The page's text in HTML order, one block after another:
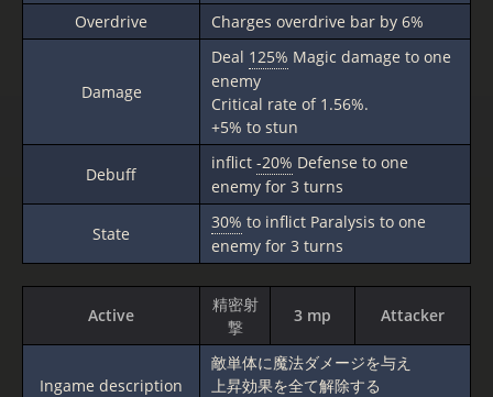
Overdrive
Charges overdrive bar by 6%
Damage
Deal 125% Magic damage to one
enemy
Critical rate of 1.56%.
+5% to stun
Debuff
inflict -20% Defense to one
enemy for 3 turns
State
30% to inflict Paralysis to one
enemy for 3 turns
Active
精密射
撃
3 mp Attacker
Ingame description
敵単体に魔法ダメージを与え
上昇効果を全て解除する